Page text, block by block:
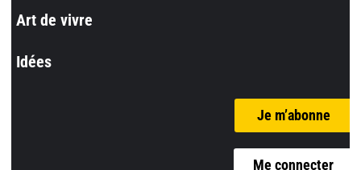
Art de vivre
Idées
Je m’abonne
Me connecter